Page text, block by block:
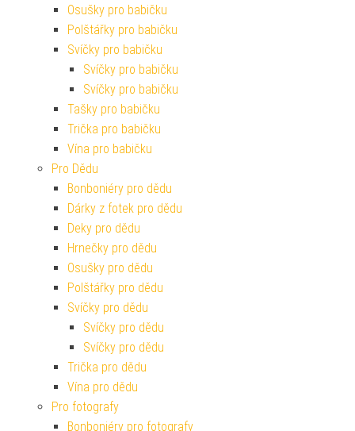
Osušky pro babičku
Polštářky pro babičku
Svíčky pro babičku
Svíčky pro babičku
Svíčky pro babičku
Tašky pro babičku
Trička pro babičku
Vína pro babičku
Pro Dědu
Bonboniéry pro dědu
Dárky z fotek pro dědu
Deky pro dědu
Hrnečky pro dědu
Osušky pro dědu
Polštářky pro dědu
Svíčky pro dědu
Svíčky pro dědu
Svíčky pro dědu
Trička pro dědu
Vína pro dědu
Pro fotografy
Bonboniéry pro fotografy